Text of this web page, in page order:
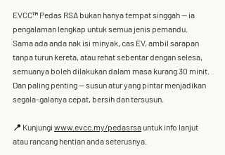
EVCC™ Pedas RSA bukan hanya tempat singgah — ia
pengalaman lengkap untuk semua jenis pemandu.
Sama ada anda nak isi minyak, cas EV, ambil sarapan
tanpa turun kereta, atau rehat sebentar dengan selesa,
semuanya boleh dilakukan dalam masa kurang 30 minit.
Dan paling penting — susun atur yang pintar menjadikan
segala-galanya cepat, bersih dan tersusun
📍 Kunjungi www.evcc.my/pedasrsa untuk info lanjut
atau rancang hentian anda seterusnya.